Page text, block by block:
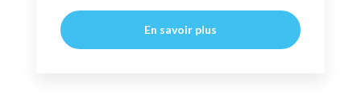
En savoir plus